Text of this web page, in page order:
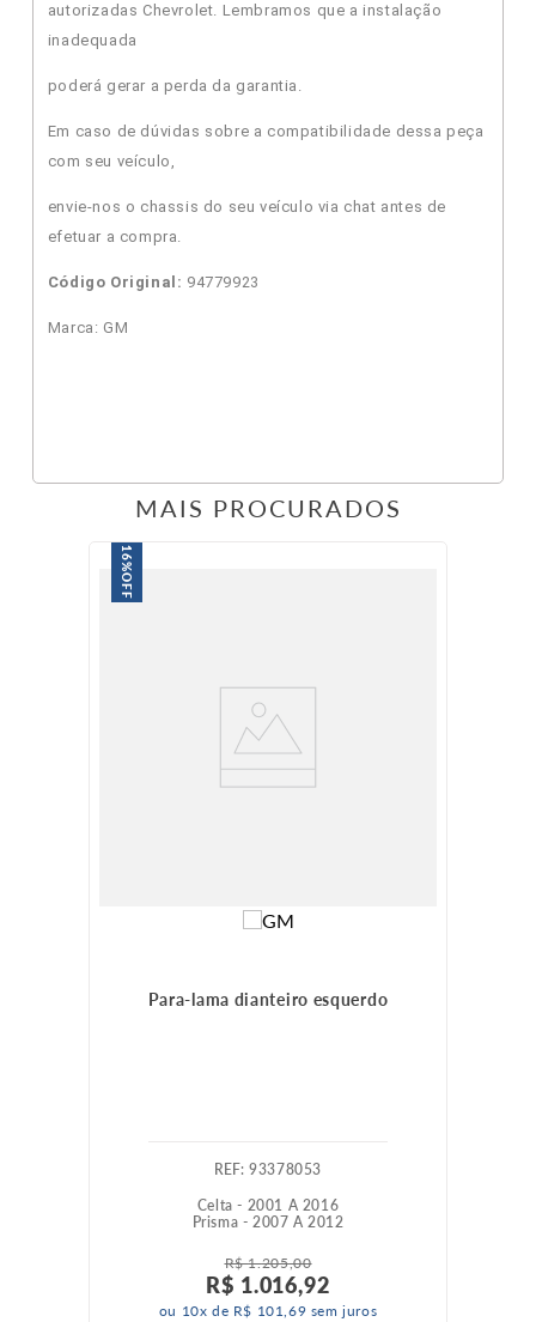
autorizadas Chevrolet. Lembramos que a instalação
inadequada
poderá gerar a perda da garantia.
Em caso de dúvidas sobre a compatibilidade dessa peça
com seu veículo,
envie-nos o chassis do seu veículo via chat antes de
efetuar a compra.
Código Original: 94779923
Marca: GM
MAIS PROCURADOS
16%
OFF
Para-lama dianteiro esquerdo
:93378053
Celta - 2001 A 2016
Prisma - 2007 A 2012
R$ 1.205,00
R$ 1.016,92
ou 10x de R$ 101,69 sem juros